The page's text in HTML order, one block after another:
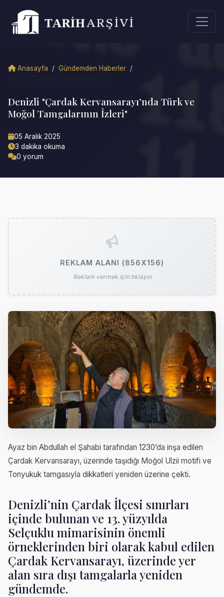
Anasayfa / Gündemden Haberler /
Denizli "Çardak Kervansarayı’nda Türk ve
Moğol Tamgalarının İzleri"
05 Aralık 2025
3 dakika okuma
0 yorum
REKLAM ALANI (856X156)
Reklam vermek için tıklayın
Ayaz bin Abdullah el Şahabi tarafından 1230’da inşa edilen
Çardak Kervansarayı, üzerinde taşıdığı Moğol Ulzii motifi ve
Tonyukuk tamgasıyla dikkatleri yeniden üzerine çekti.
Denizli’nin Çardak İlçesi sınırları
içinde bulunan ve 13. yüzyılda
Selçuklu mimarisinin önemli
örneklerinden biri olarak kabul edilen
Çardak Kervansarayı, üzerinde yer
alan sıra dışı tamgalarla yeniden
gündemde.